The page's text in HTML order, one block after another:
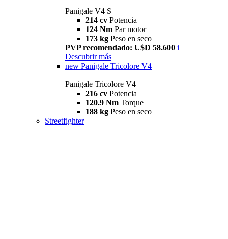
Panigale V4 S
214 cv Potencia
124 Nm Par motor
173 kg Peso en seco
PVP recomendado: U$D 58.600 i
Descubrir más
new Panigale Tricolore V4
Panigale Tricolore V4
216 cv Potencia
120.9 Nm Torque
188 kg Peso en seco
Streetfighter